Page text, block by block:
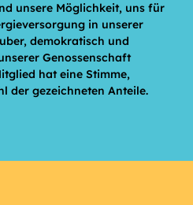
unsere Möglichkeit, uns für
in unserer
demokratisch und
Genossenschaft
hat eine Stimme,
der gezeichneten Anteile.